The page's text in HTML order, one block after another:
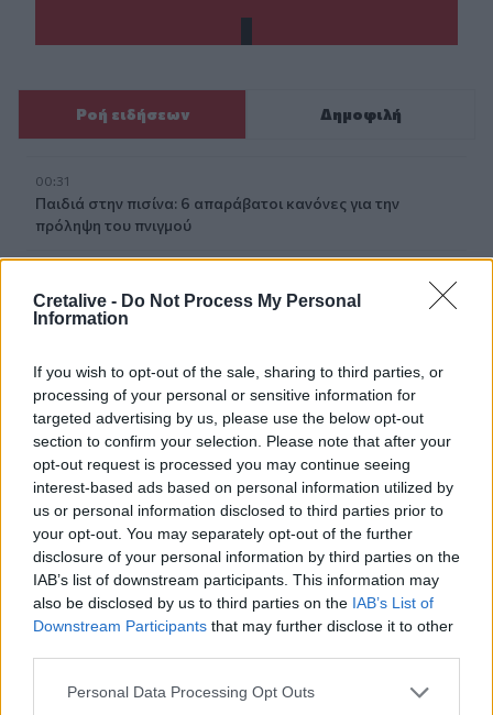
Cretalive - Do Not Process My Personal
Information
If you wish to opt-out of the sale, sharing to third parties, or
processing of your personal or sensitive information for
targeted advertising by us, please use the below opt-out
section to confirm your selection. Please note that after your
opt-out request is processed you may continue seeing
interest-based ads based on personal information utilized by
us or personal information disclosed to third parties prior to
your opt-out. You may separately opt-out of the further
disclosure of your personal information by third parties on the
IAB’s list of downstream participants. This information may
also be disclosed by us to third parties on the IAB’s List of
Downstream Participants that may further disclose it to other
Personal Data Processing Opt Outs
Ροή ειδήσεων Δημοφιλή
00:31
Παιδιά στην πισίνα: 6 απαράβατοι κανόνες για την
πρόληψη του πνιγμού
Ανατριχιαστικό βίντεο από τον σεισμό στην Ιαπωνία:
Γιατροί προστατεύουν με τα σώματά τους ασθενή την
Τραμπ: Ο πόλεμος με το Ιράν "θα τελειώσει σύντομα"
23:43
30χρονη έπεσε στη θάλασσα από την γέφυρα της
Χαλκίδας
23:32
Οι «μαύρες χήρες» της Ρωσίας: Παντρεύονται
νεοσύλλεκτους πριν μεταβούν στο μέτωπο για να
εισπράξουν τις «παχυλές» αποζημιώσεις
Ρόδος: Έσπασε ο κάβος και τραυμάτισε ναυτικό